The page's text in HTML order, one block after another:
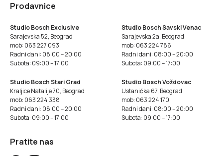
Prodavnice
Studio Bosch Exclusive
Sarajevska 52, Beograd
mob: 063 227 093
Radni dani: 08:00 – 20:00
Subota: 09:00 – 17:00
Studio Bosch Savski Venac
Sarajevska 2a, Beograd
mob: 063 224 786
Radni dani: 08:00 – 20:00
Subota: 09:00 – 17:00
Studio Bosch Stari Grad
Kraljice Natalije 70, Beograd
mob: 063 224 338
Radni dani: 08:00 – 20:00
Subota: 09:00 – 17:00
Studio Bosch Voždovac
Ustanička 67, Beograd
mob: 063 224 170
Radni dani: 08:00 – 20:00
Subota: 09:00 – 17:00
Pratite nas